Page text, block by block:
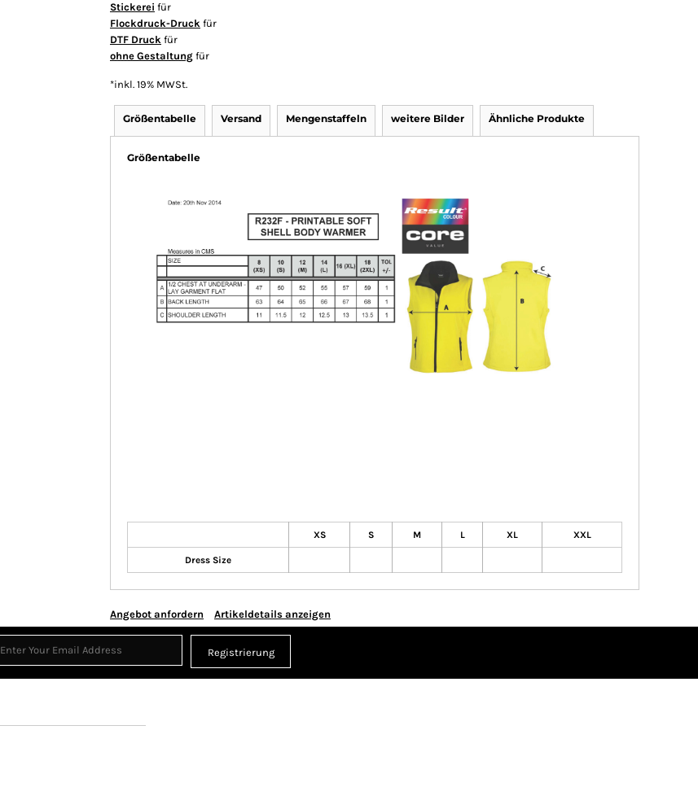
Stickerei für
Flockdruck-Druck für
DTF Druck für
ohne Gestaltung für
*inkl. 19% MWSt.
Größentabelle Versand Mengenstaffeln weitere Bilder Ähnliche Produkte
Größentabelle
XS S M L XL XXL
Dress Size
Angebot anfordern Artikeldetails anzeigen
Registrierung